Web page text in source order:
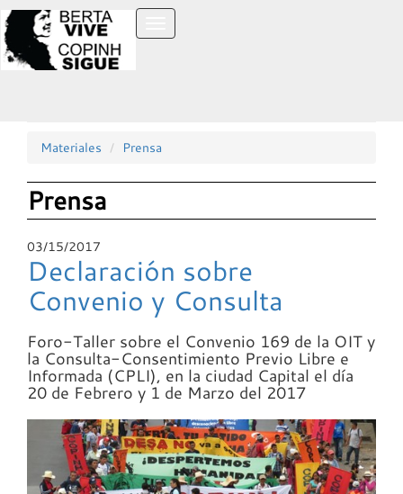
navigation
Materiales Prensa
Prensa
03/15/2017
Declaración sobre
Convenio y Consulta
Foro-Taller sobre el Convenio 169 de la OIT y
la Consulta-Consentimiento Previo Libre e
Informada (CPLI), en la ciudad Capital el día
20 de Febrero y 1 de Marzo del 2017